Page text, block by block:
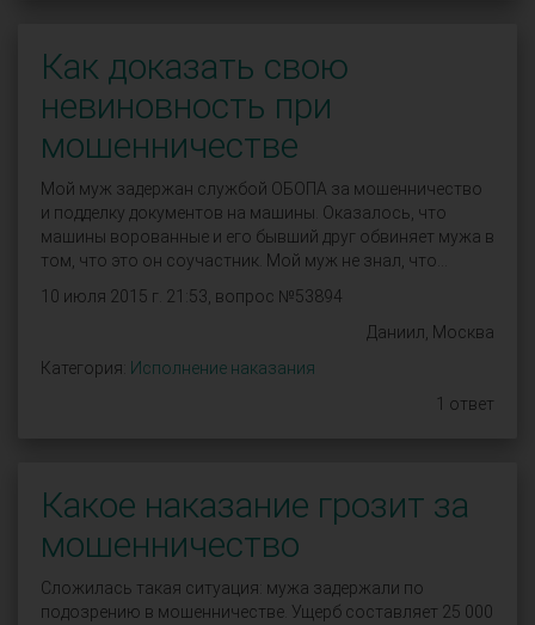
Как доказать свою
невиновность при
мошенничестве
Мой муж задержан службой ОБОПА за мошенничество
и подделку документов на машины. Оказалось, что
машины ворованные и его бывший друг обвиняет мужа в
том, что это он соучастник. Мой муж не знал, что...
10 июля 2015 г. 21:53, вопрос №53894
Даниил, Москва
Категория: Исполнение наказания
1 ответ
Какое наказание грозит за
мошенничество
Сложилась такая ситуация: мужа задержали по
подозрению в мошенничестве. Ущерб составляет 25 000